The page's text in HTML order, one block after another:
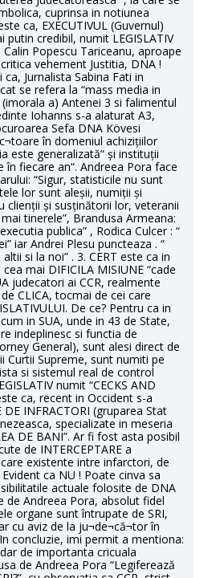
cuprinsa in notiunea
ca, EXECUTIVUL (Guvernul)
putin credibil, numit LEGISLATIV
Popescu Tariceanu, aproape
vehement Justitia, DNA !
Jurnalista Sabina Fati in
se refera la “mass media in
a) Antenei 3 si falimentul
Iohanns s-a alaturat A3,
Sefa DNA Kövesi
în domeniul achizițiilor
este generalizată“ și instituții
în fiecare an“. Andreea Pora face
“Sigur, statisticile nu sunt
lor sunt aleșii, numiții și
clienții și susținătorii lor, veteranii
tinerele”, Brandusa Armeana:
publica” , Rodica Culcer : “
iar Andrei Plesu puncteaza . “
si la noi” . 3. CERT este ca in
mai DIFICILA MISIUNE “cade
judecatori ai CCR, realmente
CLICA, tocmai de cei care
De ce? Pentru ca in
in SUA, unde in 43 de State,
indeplinesc si functia de
General), sunt alesi direct de
Curtii Supreme, sunt numiti pe
si sistemul real de control
numit “CECKS AND
ca, recent in Occident s-a
INFRACTORI (gruparea Stat
specializate in meseria
DE BANI”. Ar fi fost asta posibil
de INTERCEPTARE a
existente intre infarctori, de
ca NU ! Poate cinva sa
actuale folosite de DNA
de Andreea Pora, absolut fidel
organe sunt întrupate de SRI,
cu aviz de la ju¬de¬că¬tor în
concluzie, imi permit a mentiona:
de importanta cricuala
de Andreea Pora “Legiferează